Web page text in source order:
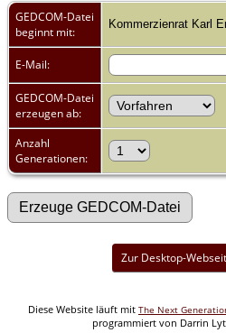
GEDCOM-Datei
beginnt mit:
Kommerzienrat Karl
E-Mail:
GEDCOM-Datei
erzeugen ab:
Anzahl
Generationen:
Zur Desktop-
Diese Website läuft mit The Next
programmiert von Darrin